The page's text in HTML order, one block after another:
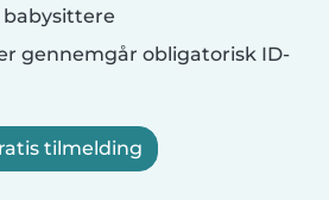
babysittere
gennemgår obligatorisk ID-
tilmelding